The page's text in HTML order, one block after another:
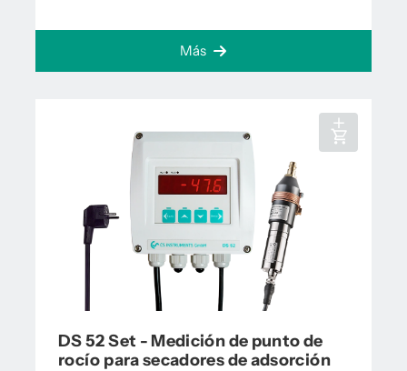
Más
DS 52 Set - Medición de punto de
rocío para secadores de adsorción